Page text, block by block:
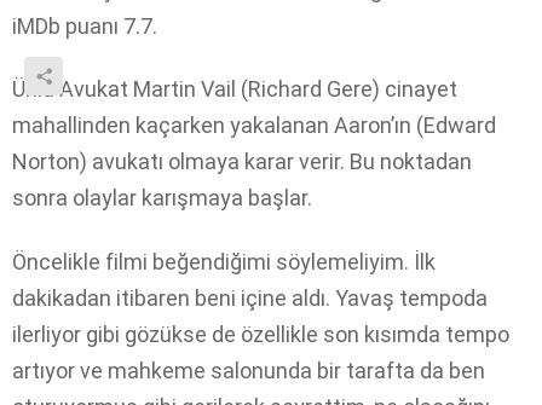
iMDb puanı 7.7.
Ünlü Avukat Martin Vail (Richard Gere) cinayet
mahallinden kaçarken yakalanan Aaron’ın (Edward
Norton) avukatı olmaya karar verir. Bu noktadan
sonra olaylar karışmaya başlar.
Öncelikle filmi beğendiğimi söylemeliyim. İlk
dakikadan itibaren beni içine aldı. Yavaş tempoda
ilerliyor gibi gözükse de özellikle son kısımda tempo
artıyor ve mahkeme salonunda bir tarafta da ben